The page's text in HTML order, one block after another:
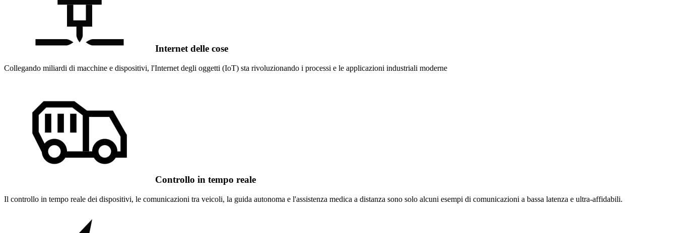
Internet delle cose
Collegando miliardi di macchine e dispositivi, l'Internet degli oggetti (IoT) sta rivoluzionando i processi e le applicazioni industriali moderne
Controllo in tempo reale
Il controllo in tempo reale dei dispositivi, le comunicazioni tra veicoli, la guida autonoma e l'assistenza medica a distanza sono solo alcuni esempi di comunicazioni a bassa latenza e ultra-affidabili.